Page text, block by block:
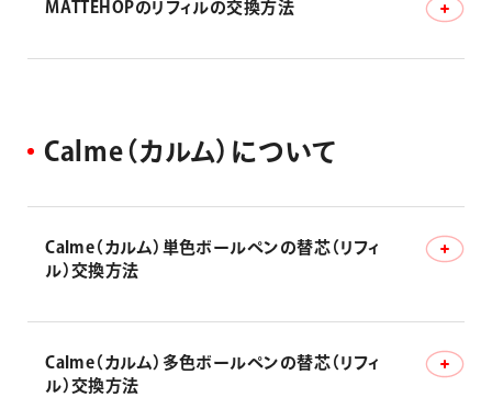
MATTEHOPの正しい使用方法
MATTEHOPのリフィルの交換方法
Ca me （ カルム） について
Calme（カルム）単色ボールペンの替芯（リフィ
ル）交換方法
油性ボールペン 替芯の補充方法-カルム
Calme（カルム）多色ボールペンの替芯（リフィ
ル）交換方法